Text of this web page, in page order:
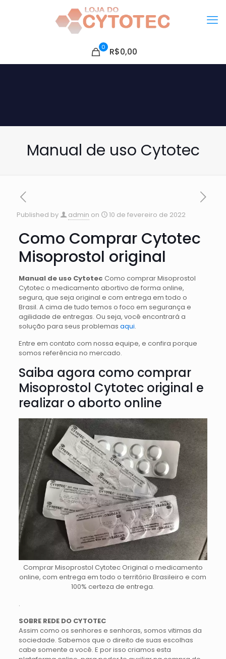
0 R$0,00
Manual de uso Cytotec
Published by admin on 10 de fevereiro de 2022
Como Comprar Cytotec
Misoprostol original
Manual de uso Cytotec Como comprar Misoprostol
Cytotec o medicamento abortivo de forma online,
segura, que seja original e com entrega em todo o
Brasil. A cima de tudo temos o foco em segurança e
agilidade de entregas. Ou seja, você encontrará a
solução para seus problemas aqui.
Entre em contato com nossa equipe, e confira porque
somos referência no mercado.
Saiba agora como comprar
Misoprostol Cytotec original e
realizar o aborto online
Comprar Misoprostol Cytotec Original o medicamento
online, com entrega em todo o território Brasileiro e com
100% certeza de entrega.
.
SOBRE REDE DO CYTOTEC
Assim como os senhores e senhoras, somos vitimas da
sociedade. Sabemos que o direito de suas escolhas
cabe somente a você. E por isso criamos esta